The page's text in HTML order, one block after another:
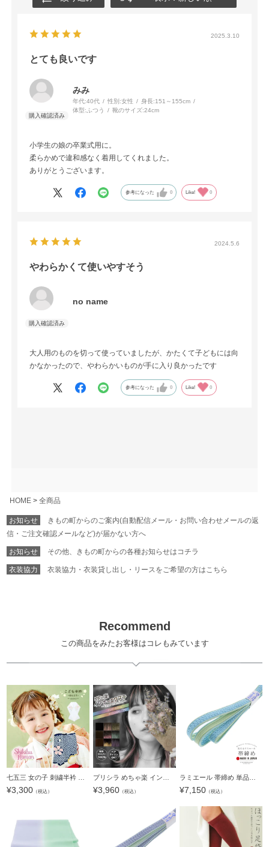
2025.3.10
とても良いです
みみ
年代:40代 性別:女性 身長:151～155cm
体型:ふつう 靴のサイズ:24cm
小学生の娘の卒業式用に。
柔らかめで違和感なく着用してくれました。
ありがとうございます。
参考になった 0 Like! 0
2024.5.6
やわらかくて使いやすそう
no name
大人用のものを切って使っていましたが、かたくて子どもには向
かなかったので、やわらかいものが手に入り良かったです
参考になった 0 Like! 0
HOME 全商品
お知らせ
きもの町からのご案内(自動配信メール・お問い合わせメールの返
信・ご注文確認メールなど)が届かない方へ
お知らせ その他、きもの町からの各種お知らせはコチラ
衣装協力 衣装協力・衣装貸し出し・リースをご希望の方はこちら
Recommend
この商品をみたお客様はコレもみています
¥3,300 （税込） ¥3,960 （税込）
ラミエール 帯締め 単品「アイスブルー×アップルグリーン No.3」日本製 ラミエール帯締め 帯じめ 帯〆 帯締 洗える 帯小物 和装小物【メール便対応可】
¥7,150（税込）